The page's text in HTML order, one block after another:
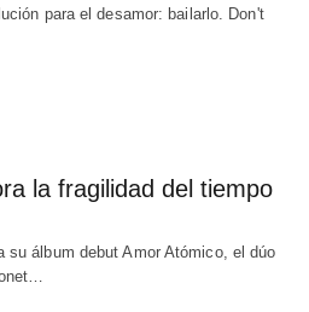
para el desamor: bailarlo. Don't
la fragilidad del tiempo
su álbum debut Amor Atómico, el dúo